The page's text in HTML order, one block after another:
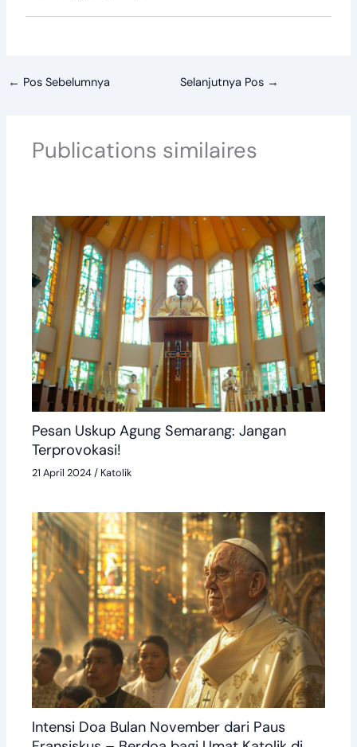
← Pos Sebelumnya Selanjutnya Pos →
Publications similaires
Pesan Uskup Agung Semarang: Jangan
Terprovokasi!
21 April 2024/ Katolik
Intensi Doa Bulan November dari Paus